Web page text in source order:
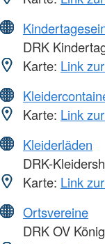
DRK
Karte: Link
Karte: Link
Kleiderläden
DRK-
Karte: Link
Ortsvereine
DRK OV